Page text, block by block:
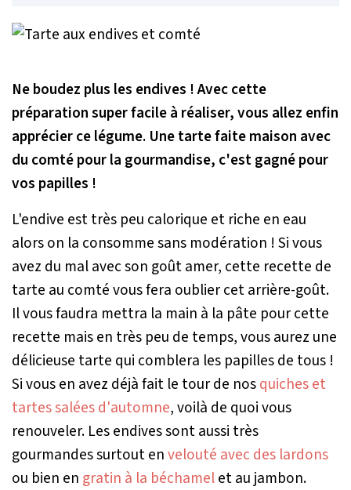
Ne boudez plus les endives ! Avec cette
préparation super facile à réaliser, vous allez enfin
apprécier ce légume. Une tarte faite maison avec
du comté pour la gourmandise, c'est gagné pour
vos papilles !
L'endive est très peu calorique et riche en eau
alors on la consomme sans modération ! Si vous
avez du mal avec son goût amer, cette recette de
tarte au comté vous fera oublier cet arrière-goût.
Il vous faudra mettra la main à la pâte pour cette
recette mais en très peu de temps, vous aurez une
délicieuse tarte qui comblera les papilles de tous !
Si vous en avez déjà fait le tour de nosquiches et
tartes salées d'automne, voilà de quoi vous
renouveler. Les endives sont aussi très
gourmandes surtout envelouté avec des lardons
ou bien en gratin à la béchamelet au jambon.